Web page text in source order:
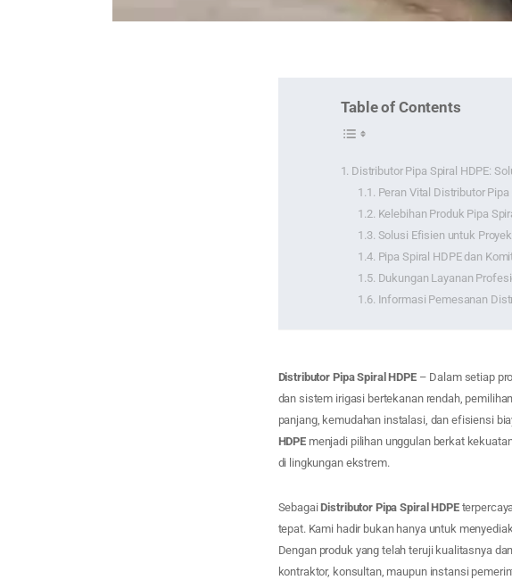
Table of Contents
Distributor Pipa Spiral HDPE:
Peran Vital Distributor
Kelebihan Produk Pipa
Solusi Efisien untuk
Pipa Spiral HDPE dan
Dukungan Layanan
Informasi Pemesanan
Distributor Pipa Spiral HDPE– Dalam setiap
dan sistem irigasi bertekanan rendah,
panjang, kemudahan instalasi, dan efisiensi
HDPEmenjadi pilihan unggulan berkat
di lingkungan ekstrem.
SebagaiDistributor Pipa Spiral HDPE
tepat. Kami hadir bukan hanya untuk
Dengan produk yang telah teruji kualitasnya
kontraktor, konsultan, maupun instansi